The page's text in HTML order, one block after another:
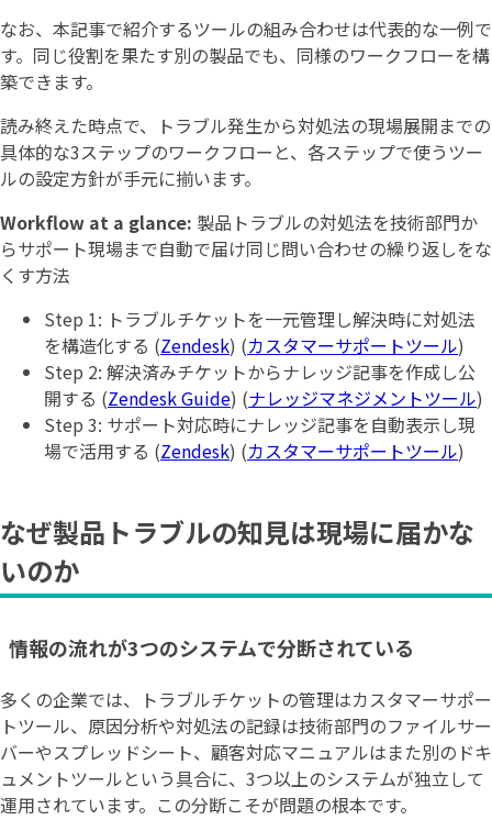
なお、本記事で紹介するツールの組み合わせは代表的な一例で
す。同じ役割を果たす別の製品でも、同様のワークフローを構
築できます。
読み終えた時点で、トラブル発生から対処法の現場展開までの
具体的な3ステップのワークフローと、各ステップで使うツー
ルの設定方針が手元に揃います。
Workflow at a glance: 製品トラブルの対処法を技術部門か
らサポート現場まで自動で届け同じ問い合わせの繰り返しをな
くす方法
Step 1: トラブルチケットを一元管理し解決時に対処法
を構造化する (Zendesk) (カスタマーサポートツール)
Step 2: 解決済みチケットからナレッジ記事を作成し公
開する (Zendesk Guide) (ナレッジマネジメントツール)
Step 3: サポート対応時にナレッジ記事を自動表示し現
場で活用する (Zendesk) (カスタマーサポートツール)
なぜ製品トラブルの知見は現場に届かな
いのか
情報の流れが3つのシステムで分断されている
多くの企業では、トラブルチケットの管理はカスタマーサポー
トツール、原因分析や対処法の記録は技術部門のファイルサー
バーやスプレッドシート、顧客対応マニュアルはまた別のドキ
ュメントツールという具合に、3つ以上のシステムが独立して
運用されています。この分断こそが問題の根本です。